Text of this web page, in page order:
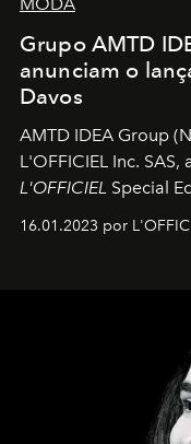
Grupo AMTD
anunciam o
Davos
AMTD IDEA Group
L'OFFICIEL Inc.
L'OFFICIEL Special
16.01.2023 por